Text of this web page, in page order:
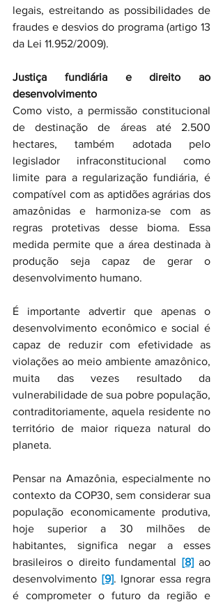
legais, estreitando as possibilidades de
fraudes e desvios do programa (artigo 13
da Lei 11.952/2009).
Justiça fundiária e direito ao
desenvolvimento
Como visto, a permissão constitucional
de destinação de áreas até 2.500
hectares, também adotada pelo
legislador infraconstitucional como
limite para a regularização fundiária, é
compatível com as aptidões agrárias dos
amazônidas e harmoniza-se com as
regras protetivas desse bioma. Essa
medida permite que a área destinada à
produção seja capaz de gerar o
desenvolvimento humano.
É importante advertir que apenas o
desenvolvimento econômico e social é
capaz de reduzir com efetividade as
violações ao meio ambiente amazônico,
muita das vezes resultado da
vulnerabilidade de sua pobre população,
contraditoriamente, aquela residente no
território de maior riqueza natural do
planeta.
Pensar na Amazônia, especialmente no
contexto da COP30, sem considerar sua
população economicamente produtiva,
hoje superior a 30 milhões de
habitantes, significa negar a esses
brasileiros o direito fundamental [8] ao
desenvolvimento [9]. Ignorar essa regra
é comprometer o futuro da região e